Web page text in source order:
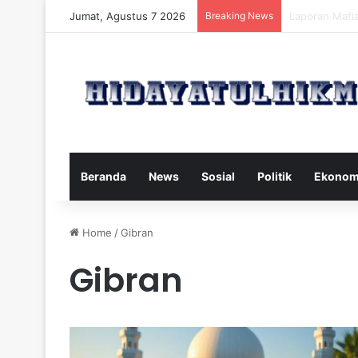
Jumat, Agustus 7 2026 Breaking News Mengatasi
Beranda News Sosial Politik
Home /Gibran
Gibran